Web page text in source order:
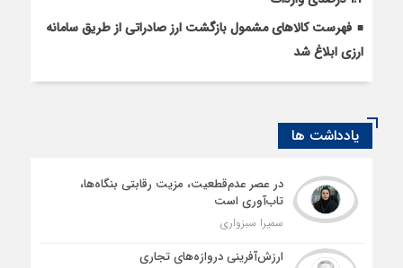
فهرست کالاهای مشمول بازگشت ارز صادراتی از طریق سامانه
ارزی ابلاغ شد
یادداشت ها
در عصر عدم‌قطعیت، مزیت رقابتی بنگاه‌ها،
تاب‌آوری است
سمیرا سبزواری
ارزش‌آفرینی دروازه‌های تجاری